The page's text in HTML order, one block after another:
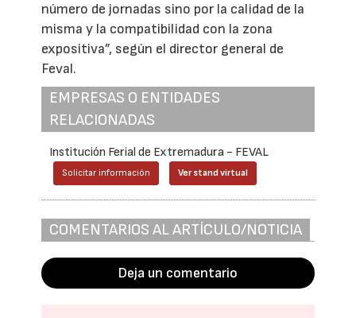
número de jornadas sino por la calidad de la
misma y la compatibilidad con la zona
expositiva”, según el director general de
Feval.
EMPRESAS O ENTIDADES
RELACIONADAS
Institución Ferial de Extremadura - FEVAL
Solicitar información Ver stand virtual
COMENTARIOS AL ARTÍCULO/NOTICIA
Deja un comentario